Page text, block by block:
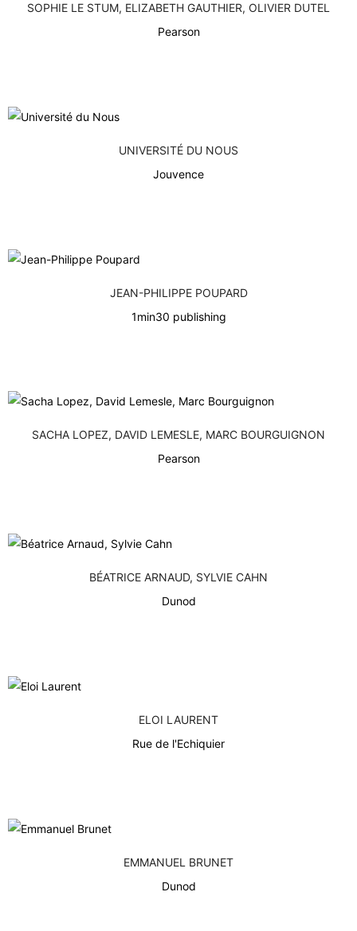
SOPHIE LE STUM, ELIZABETH GAUTHIER, OLIVIER DUTEL
Pearson
UNIVERSITÉ DU NOUS
Jouvence
JEAN-PHILIPPE POUPARD
1min30 publishing
SACHA LOPEZ, DAVID LEMESLE, MARC BOURGUIGNON
Pearson
BÉATRICE ARNAUD, SYLVIE CAHN
Dunod
ELOI LAURENT
Rue de l'Echiquier
EMMANUEL BRUNET
Dunod